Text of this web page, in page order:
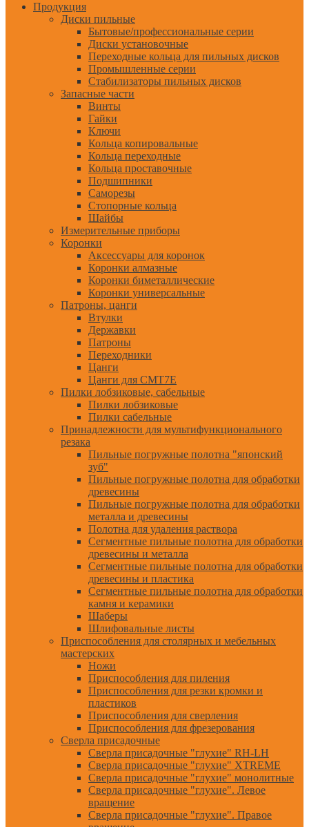
Продукция
Диски пильные
Бытовые/профессиональные серии
Диски установочные
Переходные кольца для пильных дисков
Промышленные серии
Стабилизаторы пильных дисков
Запасные части
Винты
Гайки
Ключи
Кольца копировальные
Кольца переходные
Кольца проставочные
Подшипники
Саморезы
Стопорные кольца
Шайбы
Измерительные приборы
Коронки
Аксессуары для коронок
Коронки алмазные
Коронки биметаллические
Коронки универсальные
Патроны, цанги
Втулки
Державки
Патроны
Переходники
Цанги
Цанги для CMT7E
Пилки лобзиковые, сабельные
Пилки лобзиковые
Пилки сабельные
Принадлежности для мультифункционального
резака
Пильные погружные полотна "японский
зуб"
Пильные погружные полотна для обработки
древесины
Пильные погружные полотна для обработки
металла и древесины
Полотна для удаления раствора
Сегментные пильные полотна для обработки
древесины и металла
Сегментные пильные полотна для обработки
древесины и пластика
Сегментные пильные полотна для обработки
камня и керамики
Шаберы
Шлифовальные листы
Приспособления для столярных и мебельных
мастерских
Ножи
Приспособления для пиления
Приспособления для резки кромки и
пластиков
Приспособления для сверления
Приспособления для фрезерования
Сверла присадочные
Сверла присадочные "глухие" RH-LH
Сверла присадочные "глухие" XTREME
Сверла присадочные "глухие" монолитные
Сверла присадочные "глухие". Левое
вращение
Сверла присадочные "глухие". Правое